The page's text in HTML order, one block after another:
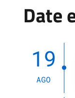
Date
19
AGO